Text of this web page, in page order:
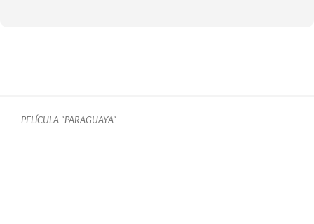
PELÍCULA "PARAGUAYA"